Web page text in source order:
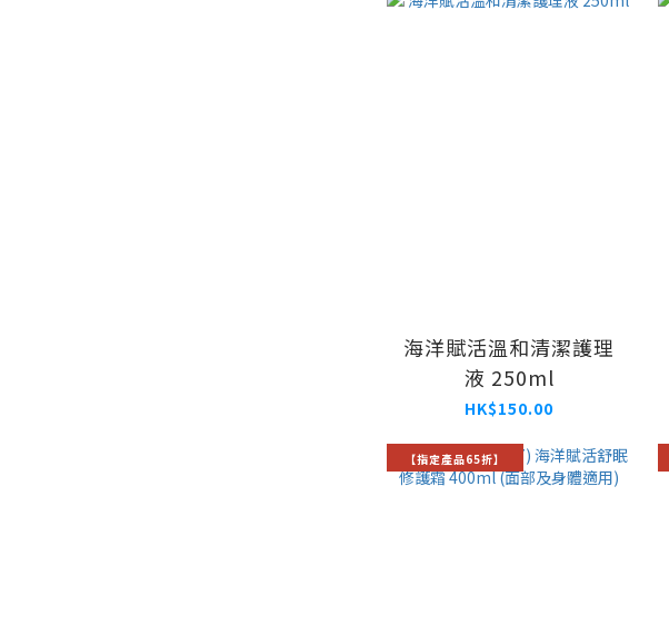
海洋賦活溫和清潔護理
液 250ml
HK$150.00
【指定產品65折】